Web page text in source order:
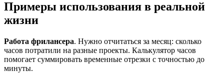
Примеры использования в реальной
жизни
Работа фрилансера. Нужно отчитаться за месяц: сколько
часов потратили на разные проекты. Калькулятор часов
помогает суммировать временные отрезки с точностью до
минуты.